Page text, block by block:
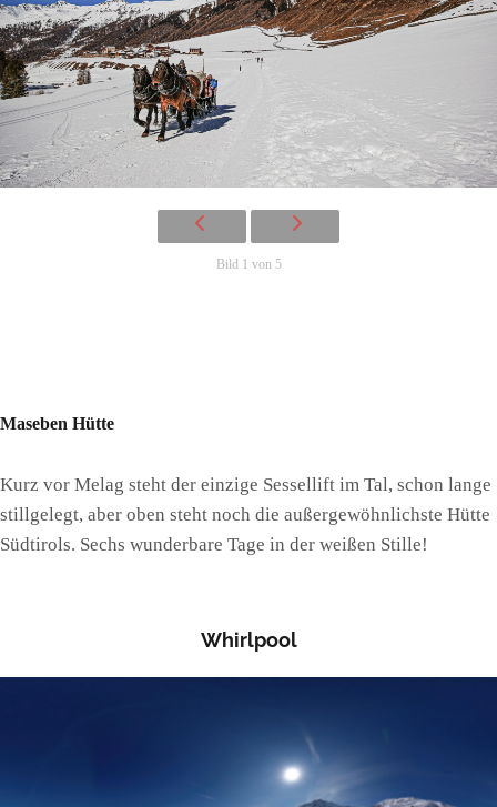
Bild 1 von 5
Maseben Hütte
Kurz vor Melag steht der einzige Sessellift im Tal, schon lange
stillgelegt, aber oben steht noch die außergewöhnlichste Hütte
Südtirols. Sechs wunderbare Tage in der weißen Stille!
Whirlpool